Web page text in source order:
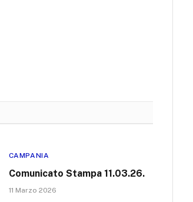
CAMPANIA
Comunicato Stampa 11.03.26.
11 Marzo 2026